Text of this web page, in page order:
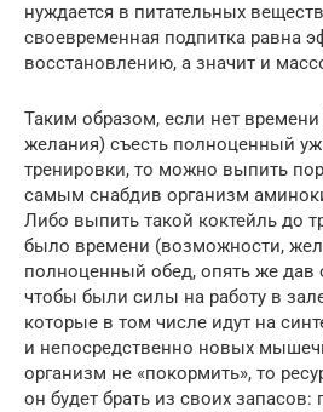
нуждается в питательных
своевременная подпитка равна
восстановлению, а значит и
Таким образом, если нет
желания) съесть полноценный
тренировки, то можно выпить
самым снабдив организм
Либо выпить такой коктейль до
было времени (возможности,
полноценный обед, опять же дав
чтобы были силы на работу в
которые в том числе идут на
и непосредственно новых
организм не «покормить», то
он будет брать из своих запасов: